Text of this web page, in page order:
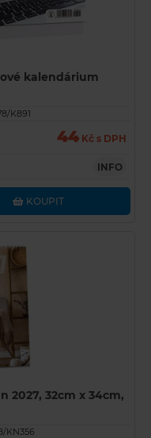
kalendárium
K891
44 Kč s DPH
INFO
KOUPIT
2027, 32cm x 34cm,
KN356